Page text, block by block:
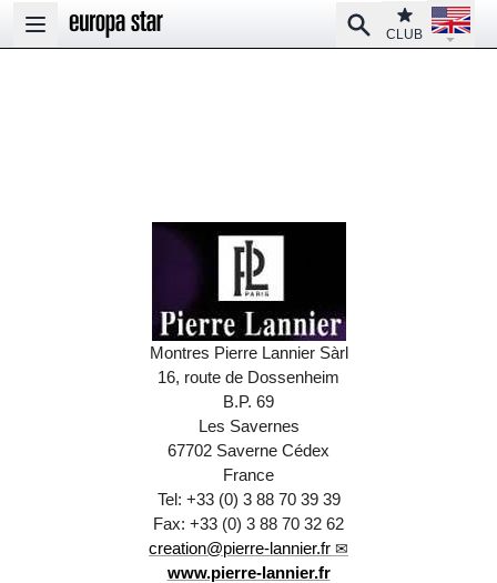
Open main menu
SearchClub
CLUB
Open
Montres Pierre Lannier Sàrl
16, route de Dossenheim
B.P. 69
Les Savernes
67702 Saverne Cédex
France
Tel: +33 (0) 3 88 70 39 39
Fax: +33 (0) 3 88 70 32 62
creation@pierre-lannier.fr
www.pierre-lannier.fr